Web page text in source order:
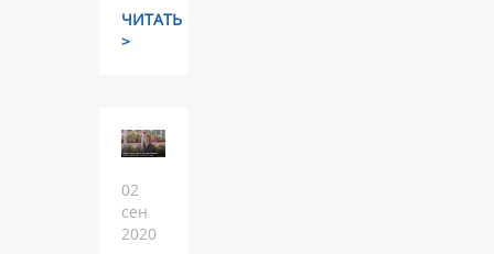
ЧИТАТЬ
>
02
сен
2020